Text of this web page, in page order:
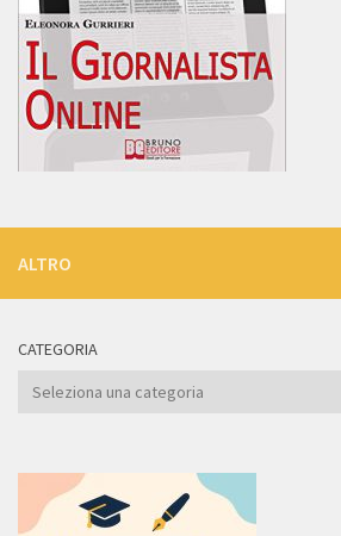
ALTRO
CATEGORIA
Categoria